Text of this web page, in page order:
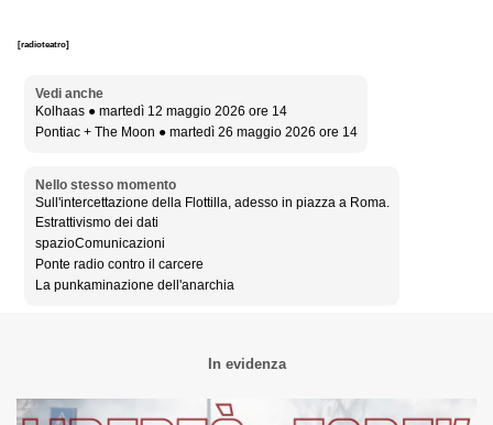
[radioteatro]
Vedi anche
Kolhaas ● martedì 12 maggio 2026 ore 14
Pontiac + The Moon ● martedì 26 maggio 2026 ore 14
Nello stesso momento
Sull'intercettazione della Flottilla, adesso in piazza a Roma.
Estrattivismo dei dati
spazioComunicazioni
Ponte radio contro il carcere
La punkaminazione dell'anarchia
In evidenza